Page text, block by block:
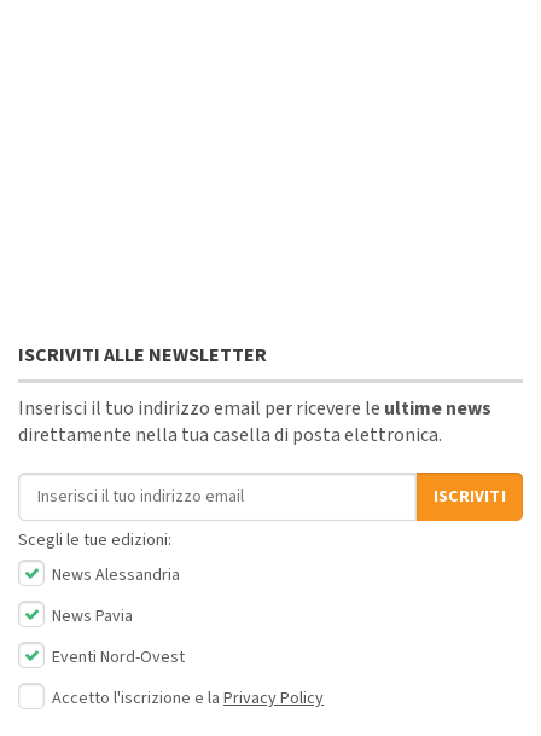
ISCRIVITI ALLE NEWSLETTER
Inserisci il tuo indirizzo email per ricevere le ultime news
direttamente nella tua casella di posta elettronica.
Indirizzo email
ISCRIVITI
Scegli le tue edizioni:
News Alessandria
News Pavia
Eventi Nord-Ovest
Accetto l'iscrizione e la Privacy Policy